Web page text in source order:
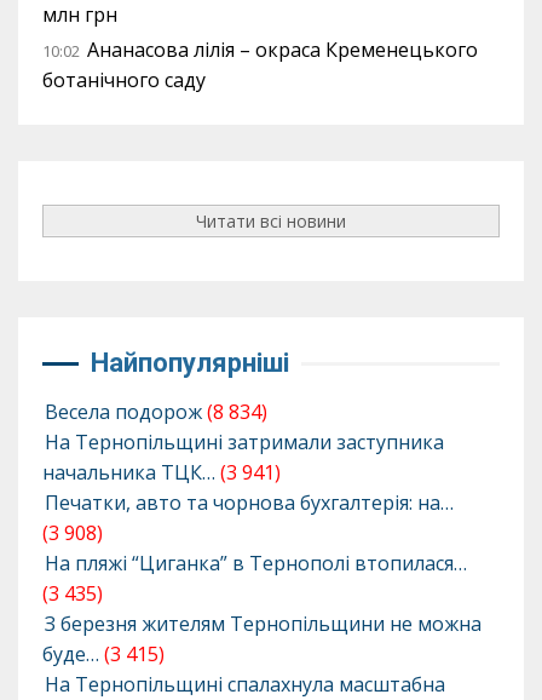
млн грн
10:02 Ананасова лілія – окраса Кременецького
ботанічного саду
Читати всі новини
Найпопулярніші
Весела подорож(8 834)
На Тернопільщині затримали заступника
начальника ТЦК… (3 941)
Печатки, авто та чорнова бухгалтерія: на…
(3 908)
На пляжі “Циганка” в Тернополі втопилася…
(3 435)
З березня жителям Тернопільщини не можна
буде… (3 415)
На Тернопільщині спалахнула масштабна